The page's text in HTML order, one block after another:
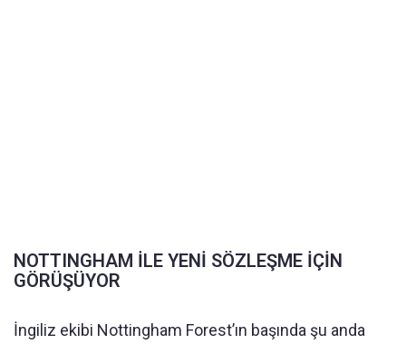
NOTTINGHAM İLE YENİ SÖZLEŞME İÇİN
GÖRÜŞÜYOR
İngiliz ekibi Nottingham Forest’ın başında şu anda